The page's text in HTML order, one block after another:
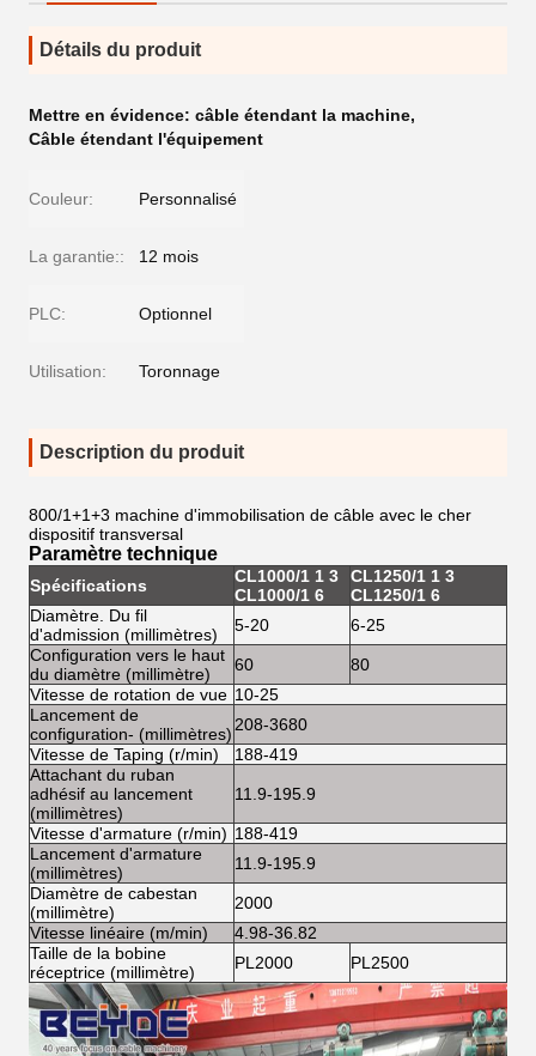
Détails du produit
Mettre en évidence: câble étendant la machine,
Câble étendant l'équipement
Couleur: Personnalisé
La garantie:: 12 mois
PLC: Optionnel
Utilisation: Toronnage
Description du produit
800/1+1+3 machine d'immobilisation de câble avec le cher
dispositif transversal
Paramètre technique
Spécifications
CL1000/1 1 3
CL1000/1 6
CL1250/1 1 3
CL1250/1 6
Diamètre. Du fil
d'admission (millimètres)
5-20 6-25
Configuration vers le haut
du diamètre (millimètre)
60 80
Vitesse de rotation de vue 10-25
Lancement de
configuration- (millimètres) 208-3680
Vitesse de Taping (r/min)
188-419
Attachant du ruban
adhésif au lancement
(millimètres)
11.9-195.9
Vitesse d'armature (r/min) 188-419
Lancement d'armature
(millimètres)
11.9-195.9
Diamètre de cabestan
(millimètre)
2000
Vitesse linéaire (m/min)
4.98-36.82
Taille de la bobine
réceptrice (millimètre)
PL2000 PL2500